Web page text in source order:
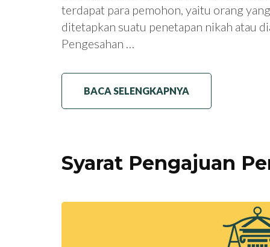
terdapat para pemohon, yaitu orang
ditetapkan suatu penetapan nikah atau
Pengesahan …
BACA SELENGKAPNYA
Syarat Pengajuan